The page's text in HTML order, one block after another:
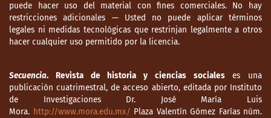
puede hacer uso del material con fines comerciales. No hay
restricciones adicionales — Usted no puede aplicar términos
legales ni medidas tecnológicas que restrinjan legalmente a otros
hacer cualquier uso permitido por la licencia.
Secuencia. Revista de historia y ciencias socialeses una
publicación cuatrimestral, de acceso abierto, editada por Instituto
de Investigaciones Dr. José María Luis
Mora. http://www.mora.edu.mx/ Plaza Valentín Gómez Farías núm.